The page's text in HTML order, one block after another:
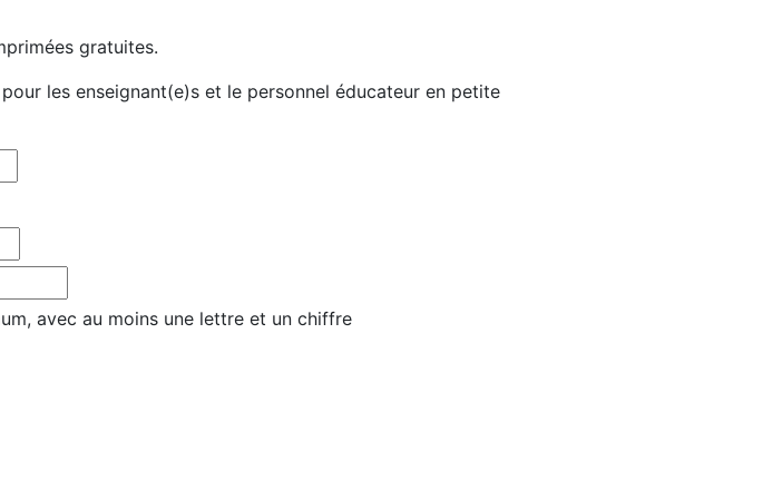
gratuites.
les enseignant(e)s et le personnel éducateur en petite
avec au moins une lettre et un chiffre